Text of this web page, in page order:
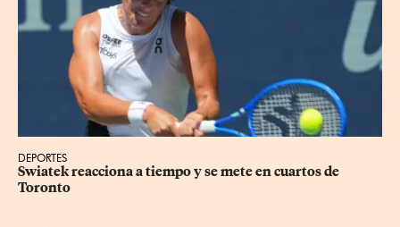
DEPORTES
Swiatek reacciona a tiempo y se mete en cuartos de
Toronto